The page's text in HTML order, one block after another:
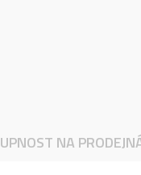
NA